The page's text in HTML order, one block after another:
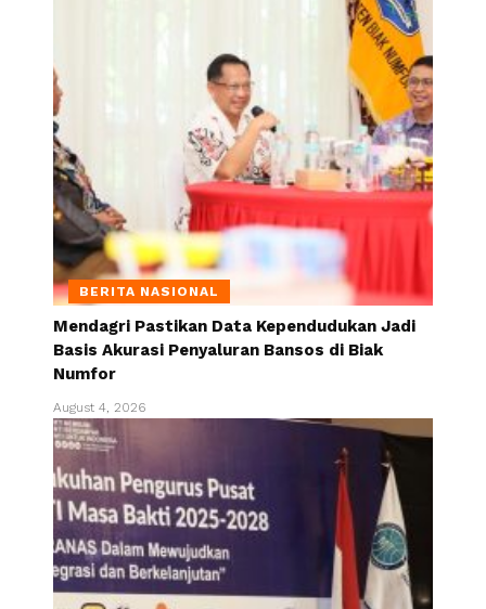
BERITA NASIONAL
Mendagri Pastikan Data Kependudukan Jadi
Basis Akurasi Penyaluran Bansos di Biak
Numfor
August 4, 2026